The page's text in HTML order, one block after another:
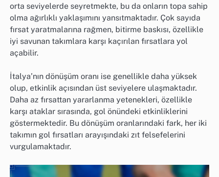
orta seviyelerde seyretmekte, bu da onların topa sahip
olma ağırlıklı yaklaşımını yansıtmaktadır. Çok sayıda
fırsat yaratmalarına rağmen, bitirme baskısı, özellikle
iyi savunan takımlara karşı kaçırılan fırsatlara yol
açabilir.
İtalya’nın dönüşüm oranı ise genellikle daha yüksek
olup, etkinlik açısından üst seviyelere ulaşmaktadır.
Daha az fırsattan yararlanma yetenekleri, özellikle
karşı ataklar sırasında, gol önündeki etkinliklerini
göstermektedir. Bu dönüşüm oranlarındaki fark, her iki
takımın gol fırsatları arayışındaki zıt felsefelerini
vurgulamaktadır.